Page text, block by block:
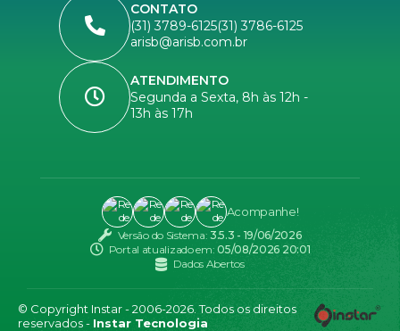
CONTATO
(31) 3789-6125(31) 3786-6125
arisb@arisb.com.br
ATENDIMENTO
Segunda a Sexta, 8h às 12h -
13h às 17h
Versão do Sistema: 3.5.3 - 19/06/2026
Portal atualizado em:05/08/2026 20:01
Dados Abertos
Acompanhe!
© Copyright Instar - 2006-2026. Todos os direitos
reservados - Instar Tecnologia